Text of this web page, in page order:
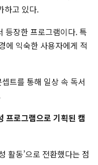
하고 있다.
등장한 프로그램이다. 특
에 익숙한 사용자에게 적
트를 통해 일상 속 독서
프로그램으로 기획된 캠
활동’으로 전환했다는 점